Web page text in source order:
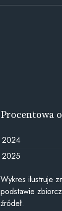
Procentowa
2024
2025
Wykres ilustruje
podstawie
źródeł.